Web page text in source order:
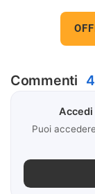
Commenti
Puoi